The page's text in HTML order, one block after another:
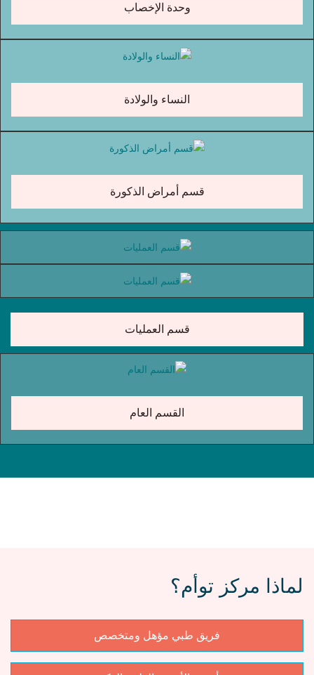
وحدة الإخصاب
النساء والولادة
قسم أمراض الذكورة
قسم العمليات
القسم العام
لماذا مركز توأم؟
فريق طبي مؤهل ومتخصص